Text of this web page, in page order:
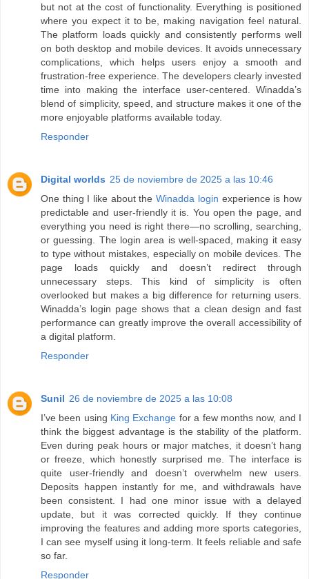
but not at the cost of functionality. Everything is positioned
where you expect it to be, making navigation feel natural.
The platform loads quickly and consistently performs well
on both desktop and mobile devices. It avoids unnecessary
complications, which helps users enjoy a smooth and
frustration-free experience. The developers clearly invested
time into making the interface user-centered. Winadda’s
blend of simplicity, speed, and structure makes it one of the
more enjoyable platforms available today.
Responder
Digital worlds 25 de noviembre de 2025 a las 10:46
One thing I like about theWinadda login experience is how
predictable and user-friendly it is. You open the page, and
everything you need is right there—no scrolling, searching,
or guessing. The login area is well-spaced, making it easy
to type without mistakes, especially on mobile devices. The
page loads quickly and doesn’t redirect through
unnecessary steps. This kind of simplicity is often
overlooked but makes a big difference for returning users.
Winadda’s login page shows that a clean design and fast
performance can greatly improve the overall accessibility of
a digital platform.
Responder
Sunil 26 de noviembre de 2025 a las 10:08
I’ve been using King Exchange for a few months now, and I
think the biggest advantage is the stability of the platform.
Even during peak hours or major matches, it doesn’t hang
or freeze, which honestly surprised me. The interface is
quite user-friendly and doesn’t overwhelm new users.
Deposits happen instantly for me, and withdrawals have
been consistent. I had one minor issue with a delayed
update, but it was corrected quickly. If they continue
improving the features and adding more sports categories,
I can see myself using it long-term. It feels reliable and safe
so far.
Responder